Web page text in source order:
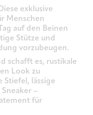
exklusive
Menschen
auf den Beinen
Stütze und
vorzubeugen.
schafft es, rustikale
Look zu
Stiefel, lässige
–
für